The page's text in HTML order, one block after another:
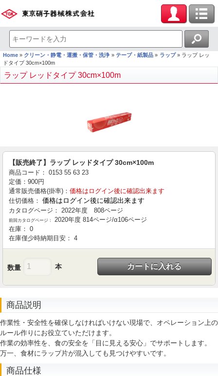
Home クリーン・静電・運搬・保管・洗浄 テープ・紙製品 ラップ
ラップ レッ
ドタイプ 30cm×100m
ラップ レッドタイプ 30cm×100m
【販売終了】ラップ レッドタイプ 30cm×100m
商品コード： 0153 55 63 23
定価： 900円
通常販売価格(掛率)： 価格はログイン後に確認出来ます
仕切価格： 価格はログイン後に確認出来ます
カタログページ： 2022年度 808ページ
前回カタログページ：
2020年度 814ページ/α106ページ
在庫： 0
在庫僅少時納期目安： 4
数量 本 カートに入れる
商品説明
作業性・安全性を確保しなければいけない現場で、オペレーション上の
ルール作りにお役立ていただけます。
作業の効率性を、食の安全を「目に見える安心」でサポートします。
万一、食材にラップ片が混入しても見つけやすいです。
商品仕様